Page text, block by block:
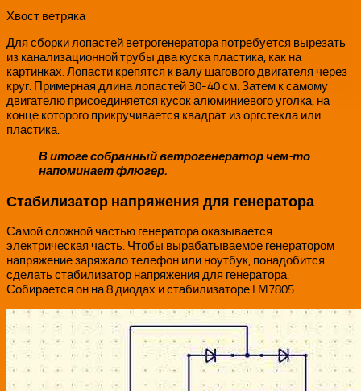
Хвост ветряка
Для сборки лопастей ветрогенератора потребуется вырезать
из канализационной трубы два куска пластика, как на
картинках. Лопасти крепятся к валу шагового двигателя через
круг. Примерная длина лопастей 30-40 см. Затем к самому
двигателю присоединяется кусок алюминиевого уголка, на
конце которого прикручивается квадрат из оргстекла или
пластика.
В итоге собранный ветрогенератор чем-то
напоминает флюгер.
Стабилизатор напряжения для генератора
Самой сложной частью генератора оказывается
электрическая часть. Чтобы вырабатываемое генератором
напряжение заряжало телефон или ноутбук, понадобится
сделать стабилизатор напряжения для генератора.
Собирается он на 8 диодах и стабилизаторе LM7805.